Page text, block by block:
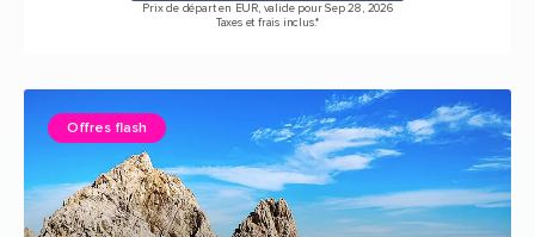
Prix de départ en EUR, valide pour Sep 28, 2026
Taxes et frais inclus.*
Offres flash